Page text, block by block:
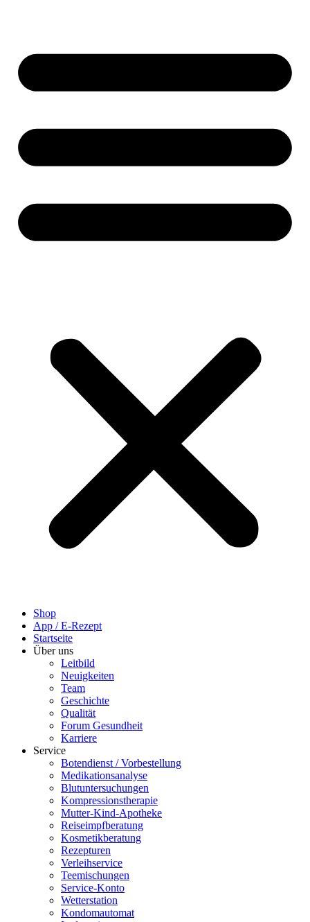
Shop
App / E-Rezept
Startseite
Über uns
Leitbild
Neuigkeiten
Team
Geschichte
Qualität
Forum Gesundheit
Karriere
Service
Botendienst / Vorbestellung
Medikationsanalyse
Blutuntersuchungen
Kompressionstherapie
Mutter-Kind-Apotheke
Reiseimpfberatung
Kosmetikberatung
Rezepturen
Verleihservice
Teemischungen
Service-Konto
Wetterstation
Kondomautomat